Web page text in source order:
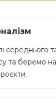
середнього
та беремо